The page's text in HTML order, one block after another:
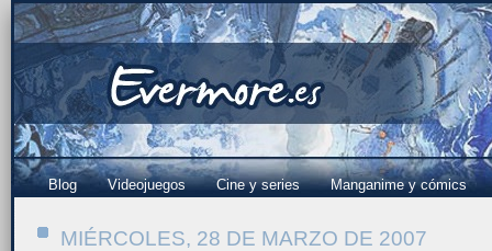
Blog Videojuegos Cine y series Manganime y cómics
MIÉRCOLES, 28 DE MARZO DE 2007